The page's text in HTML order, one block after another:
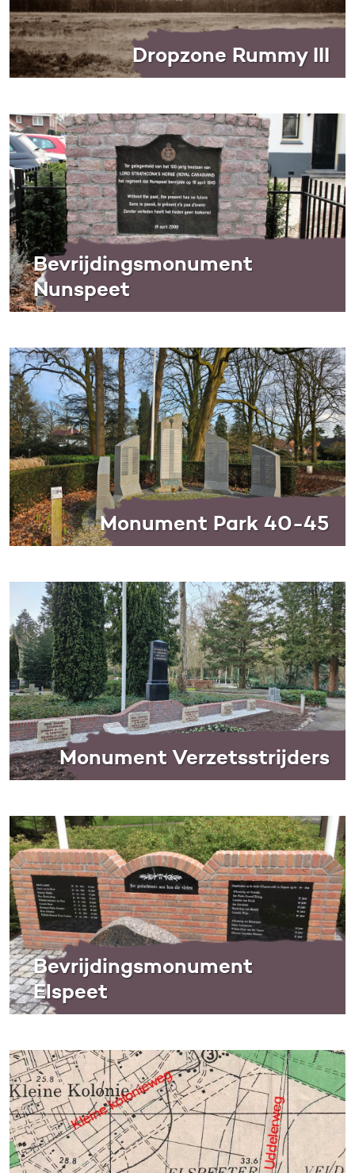
Dropzone Rummy III
Bevrijdingsmonument
Nunspeet
Monument Park 40-45
Monument Verzetsstrijders
Bevrijdingsmonument
Elspeet